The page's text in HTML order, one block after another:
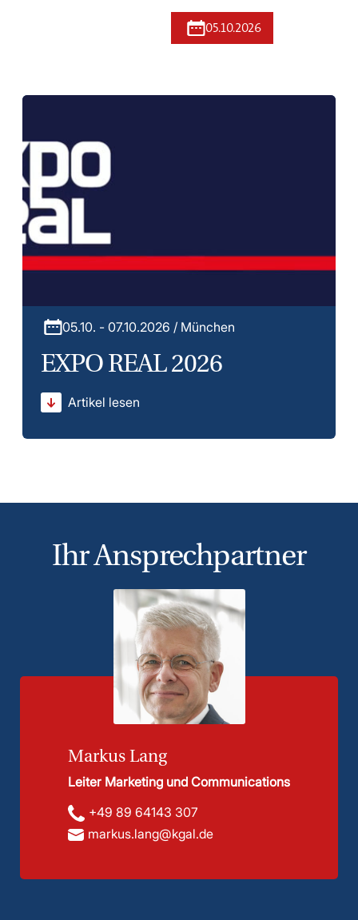
05.10.2026
05.10. - 07.10.2026 / München
EXPO REAL 2026
Artikel lesen
Ihr Ansprechpartner
Markus Lang
Leiter Marketing und Communications
+49 89 64143 307
markus.lang@kgal.de